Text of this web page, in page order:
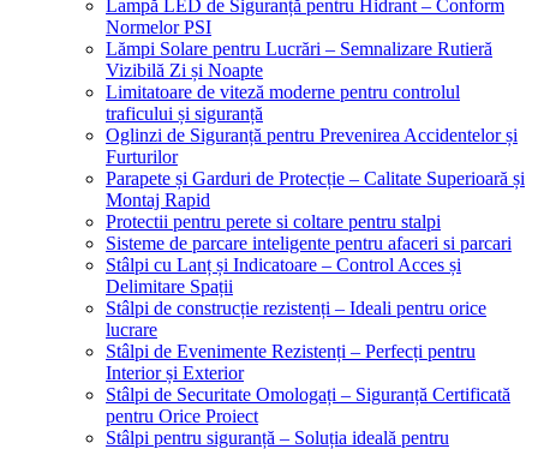
Lampă LED de Siguranță pentru Hidrant – Conform
Normelor PSI
Lămpi Solare pentru Lucrări – Semnalizare Rutieră
Vizibilă Zi și Noapte
Limitatoare de viteză moderne pentru controlul
traficului și siguranță
Oglinzi de Siguranță pentru Prevenirea Accidentelor și
Furturilor
Parapete și Garduri de Protecție – Calitate Superioară și
Montaj Rapid
Protectii pentru perete si coltare pentru stalpi
Sisteme de parcare inteligente pentru afaceri si parcari
Stâlpi cu Lanț și Indicatoare – Control Acces și
Delimitare Spații
Stâlpi de construcție rezistenți – Ideali pentru orice
lucrare
Stâlpi de Evenimente Rezistenți – Perfecți pentru
Interior și Exterior
Stâlpi de Securitate Omologați – Siguranță Certificată
pentru Orice Proiect
Stâlpi pentru siguranță – Soluția ideală pentru